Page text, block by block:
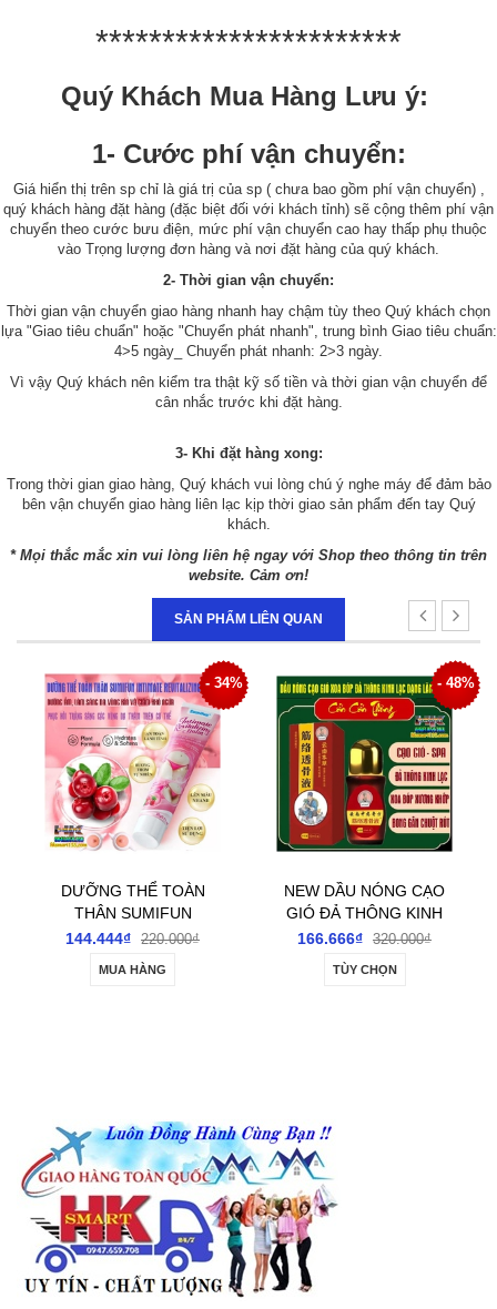
***********************
Quý Khách Mua Hàng Lưu ý:
1- Cước phí vận chuyển:
Giá hiển thị trên sp chỉ là giá trị của sp ( chưa bao gồm phí vận chuyển) ,
quý khách hàng đặt hàng (đặc biệt đối với khách tỉnh) sẽ cộng thêm phí vận
chuyển theo cước bưu điện, mức phí vận chuyển cao hay thấp phụ thuộc
vào Trọng lượng đơn hàng và nơi đặt hàng của quý khách.
2- Thời gian vận chuyển:
Thời gian vận chuyển giao hàng nhanh hay chậm tùy theo Quý khách chọn
lựa "Giao tiêu chuẩn" hoặc "Chuyển phát nhanh", trung bình Giao tiêu chuẩn:
4>5 ngày_ Chuyển phát nhanh: 2>3 ngày.
Vì vậy Quý khách nên kiểm tra thật kỹ số tiền và thời gian vận chuyển để
cân nhắc trước khi đặt hàng.
3- Khi đặt hàng xong:
Trong thời gian giao hàng, Quý khách vui lòng chú ý nghe máy để đảm bảo
bên vận chuyển giao hàng liên lạc kịp thời giao sản phẩm đến tay Quý
khách.
* Mọi thắc mắc xin vui lòng liên hệ ngay với Shop theo thông tin trên
website. Cảm ơn!
SẢN PHẨM LIÊN QUAN
- 34%
DƯỠNG THỂ TOÀN
THÂN SUMIFUN
INTIMATE
20GR- DƯỠNG ẨM,
144.444₫ 220.000₫
MUA HÀNG
- 48%
NEW DẦU NÓNG CẠO
GIÓ ĐẢ THÔNG KINH
LẠC CỔN CỔN
50ML- GIÚP CẢI
166.666₫ 320.000₫
TÙY CHỌN